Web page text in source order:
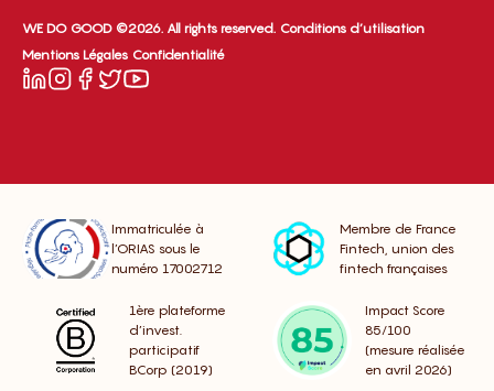
WE DO GOOD ©2026. All rights reserved. Conditions d’utilisation
Mentions Légales Confidentialité
Immatriculée à
l’ORIAS sous le
numéro 17002712
Membre de France
Fintech, union des
fintech françaises
1ère plateforme
d’invest.
participatif
BCorp (2019)
Impact Score
85/100
(mesure réalisée
en avril 2026)